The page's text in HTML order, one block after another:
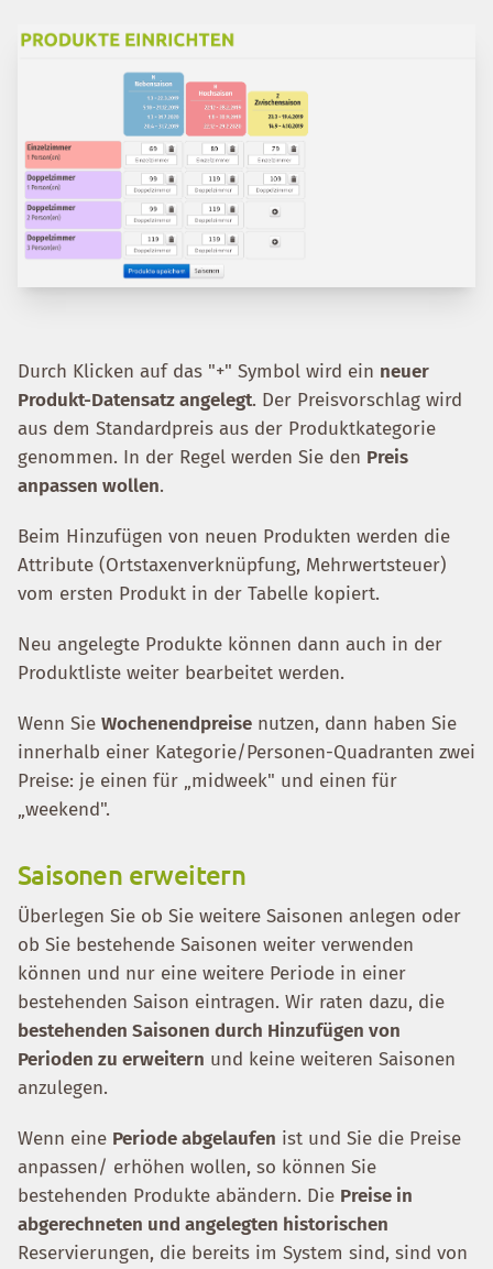
Durch Klicken auf das "+" Symbol wird ein neuer
Produkt-Datensatz angelegt. Der Preisvorschlag wird
aus dem Standardpreis aus der Produktkategorie
genommen. In der Regel werden Sie den Preis
anpassen wollen.
Beim Hinzufügen von neuen Produkten werden die
Attribute (Ortstaxenverknüpfung, Mehrwertsteuer)
vom ersten Produkt in der Tabelle kopiert.
Neu angelegte Produkte können dann auch in der
Produktliste weiter bearbeitet werden.
Wenn Sie Wochenendpreise nutzen, dann haben Sie
innerhalb einer Kategorie/Personen-Quadranten zwei
Preise: je einen für „midweek" und einen für
„weekend".
Saisonen erweitern
Überlegen Sie ob Sie weitere Saisonen anlegen oder
ob Sie bestehende Saisonen weiter verwenden
können und nur eine weitere Periode in einer
bestehenden Saison eintragen. Wir raten dazu, die
bestehenden Saisonen durch Hinzufügen von
Perioden zu erweitern und keine weiteren Saisonen
anzulegen.
Wenn eine Periode abgelaufen ist und Sie die Preise
anpassen/ erhöhen wollen, so können Sie
bestehenden Produkte abändern. Die Preise in
abgerechneten und angelegten historischen
Reservierungen, die bereits im System sind, sind von